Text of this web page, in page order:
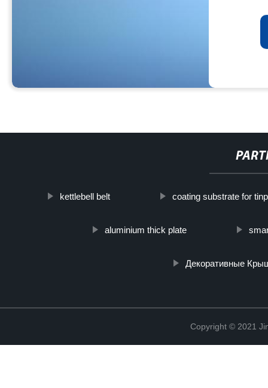
kettlebell belt coating substrate for
aluminium thick plate
Декоративные
Copyright © 2021